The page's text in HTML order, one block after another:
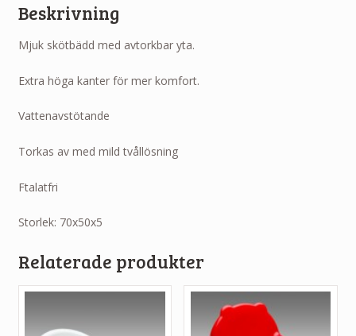
Beskrivning
Mjuk skötbädd med avtorkbar yta.
Extra höga kanter för mer komfort.
Vattenavstötande
Torkas av med mild tvållösning
Ftalatfri
Storlek: 70x50x5
Relaterade produkter